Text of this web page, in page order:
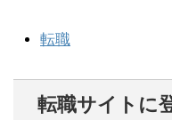
ビ
ー
シ
転職
転職サイトに